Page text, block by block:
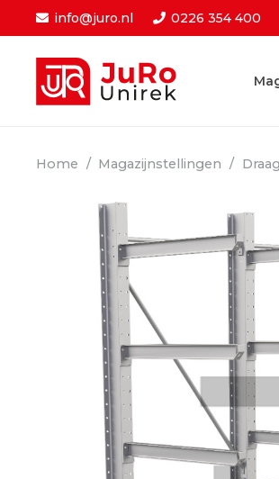
info@juro.nl 0226 354 400
Home / Magazijnstellingen /